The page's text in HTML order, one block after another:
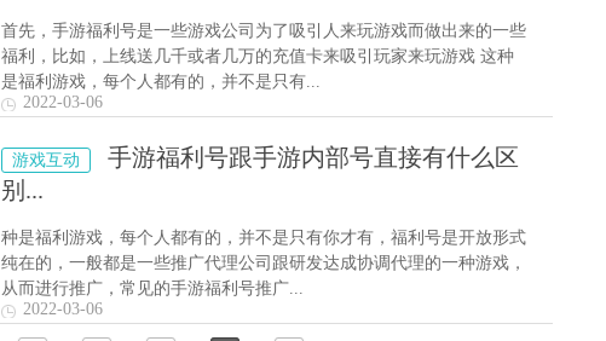
首先，手游福利号是一些游戏公司为了吸引人来玩游戏而做出来的一些
福利，比如，上线送几千或者几万的充值卡来吸引玩家来玩游戏 这种
是福利游戏，每个人都有的，并不是只有...
2022-03-06
游戏互动
手游福利号跟手游内部号直接有什么区
别...
种是福利游戏，每个人都有的，并不是只有你才有，福利号是开放形式
纯在的，一般都是一些推广代理公司跟研发达成协调代理的一种游戏，
从而进行推广，常见的手游福利号推广...
2022-03-06